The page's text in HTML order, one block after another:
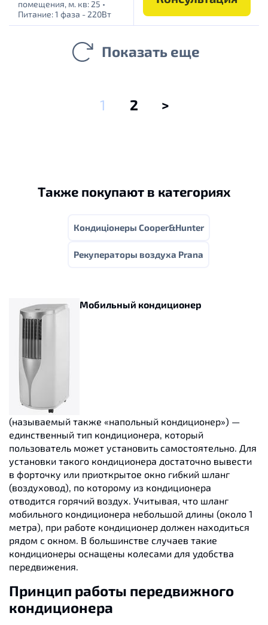
помещения, м. кв: 25 •
Питание: 1 фаза - 220Вт
Показать еще
1 2 >
Также покупают в категориях
Кондиціонеры Cooper&Hunter
Рекуператоры воздуха Prana
Мобильный кондиционер
(называемый также «напольный кондиционер») —
единственный тип кондиционера, который
пользователь может установить самостоятельно. Для
установки такого кондиционера достаточно вывести
в форточку или приоткрытое окно гибкий шланг
(воздуховод), по которому из кондиционера
отводится горячий воздух. Учитывая, что шланг
мобильного кондиционера небольшой длины (около 1
метра), при работе кондиционер должен находиться
рядом с окном. В большинстве случаев такие
кондиционеры оснащены колесами для удобства
передвижения.
Принцип работы передвижного
кондиционера